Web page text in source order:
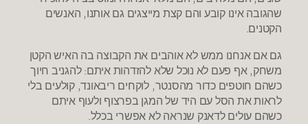
שהגובה אינו קובע והם קצת מייצגים גם אותנו, האנשים
הקטנים.
גם אם אנחנו ממש לא אוהבים את הקבוצה בה האיש הקטן
משחק, אף פעם לא נוכל שלא להזדהות איתם: להגניב חיוך
כשהם חוטפים כדור מהסנטר, לוקחים ריבאונד, קולעים בלי
לראות את הסל עם היד של המגן בפרצוף ולעוף איתם
כשהם עולים לדאנק שנראה לא אפשרי בכלל.